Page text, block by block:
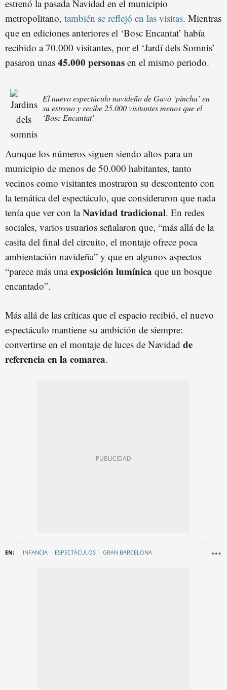
estrenó la pasada Navidad en el municipio
metropolitano, también se reflejó en las visitas. Mientras
que en ediciones anteriores el ‘Bosc Encantat’ había
recibido a 70.000 visitantes, por el ‘Jardí dels Somnis’
pasaron unas 45.000 personas en el mismo periodo.
El nuevo espectáculo navideño de Gavà ‘pincha’ en
su estreno y recibe 25.000 visitantes menos que el
‘Bosc Encantat’
Aunque los números siguen siendo altos para un
municipio de menos de 50.000 habitantes, tanto
vecinos como visitantes mostraron su descontento con
la temática del espectáculo, que consideraron que nada
tenía que ver con laNavidad tradicional. En redes
sociales, varios usuarios señalaron que, “más allá de la
casita del final del circuito, el montaje ofrece poca
ambientación navideña” y que en algunos aspectos
“parece más unaexposición lumínica que un bosque
encantado”.
Más allá de las críticas que el espacio recibió, el nuevo
espectáculo mantiene su ambición de siempre:
convertirse en el montaje de luces de Navidad de
referencia en la comarca.
INFANCIA ESPECTÁCULOS GRAN BARCELONA